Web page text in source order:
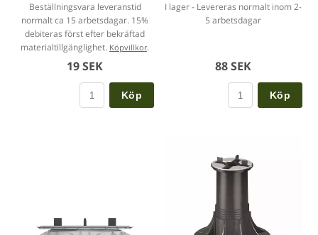
Beställningsvara leveranstid
normalt ca 15 arbetsdagar. 15%
debiteras först efter bekräftad
materialtillgänglighet. Köpvillkor.
19 SEK
Köp
I lager - Levereras normalt inom 2-
5 arbetsdagar
88 SEK
Köp